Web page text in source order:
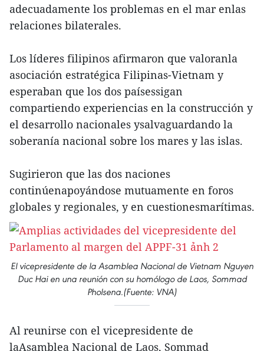
adecuadamente los problemas en el mar enlas
relaciones bilaterales.
Los líderes filipinos afirmaron que valoranla
asociación estratégica Filipinas-Vietnam y
esperaban que los dos paísessigan
compartiendo experiencias en la construcción y
el desarrollo nacionales ysalvaguardando la
soberanía nacional sobre los mares y las islas.
Sugirieron que las dos naciones
continúenapoyándose mutuamente en foros
globales y regionales, y en cuestionesmarítimas.
El vicepresidente de la Asamblea Nacional de Vietnam Nguyen
Duc Hai en una reunión con su homólogo de Laos, Sommad
Pholsena.(Fuente: VNA)
Al reunirse con el vicepresidente de
laAsamblea Nacional de Laos, Sommad